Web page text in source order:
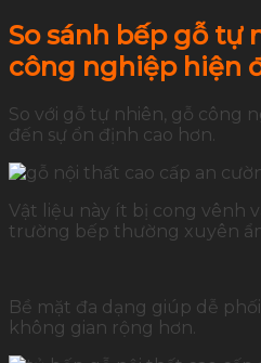
So sánh bếp gỗ tự
công nghiệp hiện
So với gỗ tự nhiên, gỗ công
đến sự ổn định cao hơn.
Vật liệu này ít bị cong vênh
trường bếp thường xuyên
Bề mặt đa dạng giúp dễ
không gian rộng hơn.